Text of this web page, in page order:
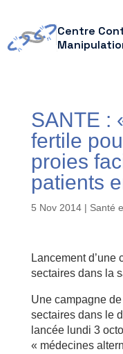
Centre
SANTE :
fertile
proies
patients
5 Nov 2014| Santé
Lancement
sectaires dans la
Une campagne
sectaires dans le
lancée lundi 3
« médecines